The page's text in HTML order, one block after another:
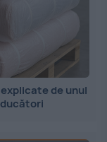
de unul